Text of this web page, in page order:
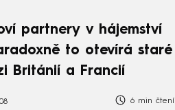
partnery v hájemství
to otevírá staré
Británií a Francií
6 min čtení